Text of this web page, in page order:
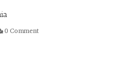
0 Comment